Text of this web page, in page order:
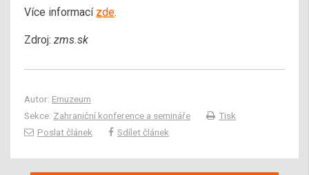
Více informací zde.
Zdroj: zms.sk
Autor: Emuzeum
Sekce: Zahraniční konference a semináře
Tisk
Poslat článek
Sdílet článek